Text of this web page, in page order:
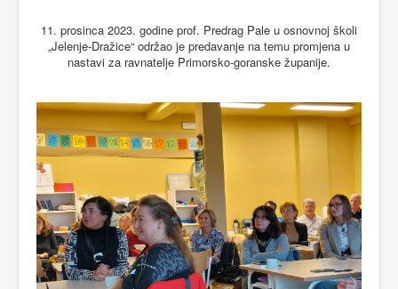
11. prosinca 2023. godine prof. Predrag Pale u osnovnoj školi
„Jelenje-Dražice“ održao je predavanje na temu promjena u
nastavi za ravnatelje Primorsko-goranske županije.